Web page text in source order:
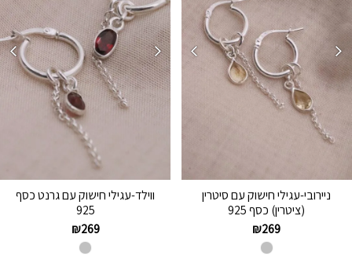
ניירובי-עגילי חישוק עם סיטרין
(ציטרין) כסף 925
₪269
ווילד-עגילי חישוק עם גרנט כסף
925
₪269